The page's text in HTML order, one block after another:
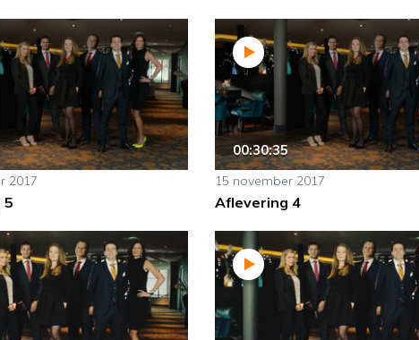
2017
5
00:30:35
15 november 2017
Aflevering 4